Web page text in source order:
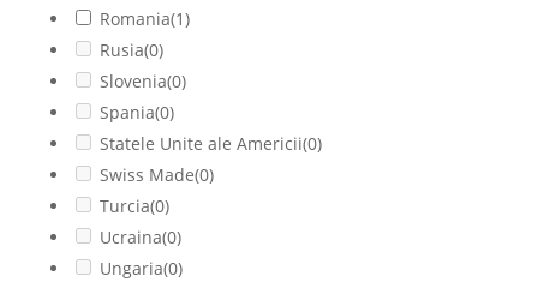
Romania(1)
Rusia(0)
Slovenia(0)
Spania(0)
Statele Unite ale Americii(0)
Swiss Made(0)
Turcia(0)
Ucraina(0)
Ungaria(0)